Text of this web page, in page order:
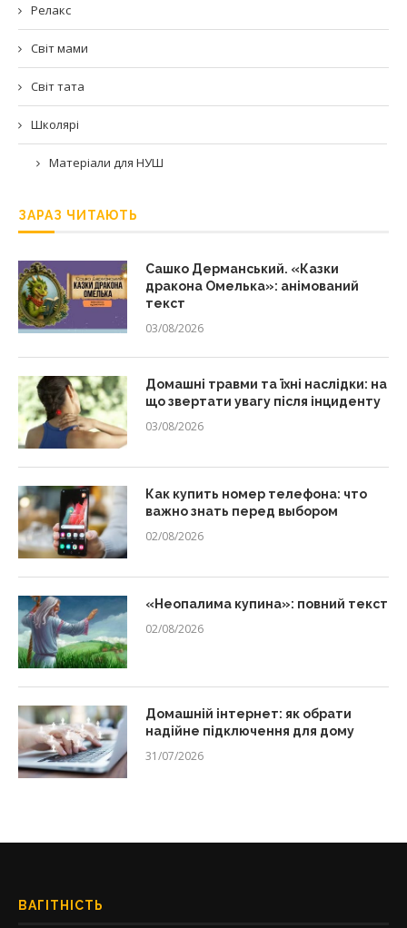
Релакс
Світ мами
Світ тата
Школярі
Матеріали для НУШ
ЗАРАЗ ЧИТАЮТЬ
Сашко Дерманський. «Казки
дракона Омелька»: анімований
текст
03/08/2026
Домашні травми та їхні наслідки: на
що звертати увагу після інциденту
03/08/2026
Как купить номер телефона: что
важно знать перед выбором
02/08/2026
«Неопалима купина»: повний текст
02/08/2026
Домашній інтернет: як обрати
надійне підключення для дому
31/07/2026
ВАГІТНІСТЬ